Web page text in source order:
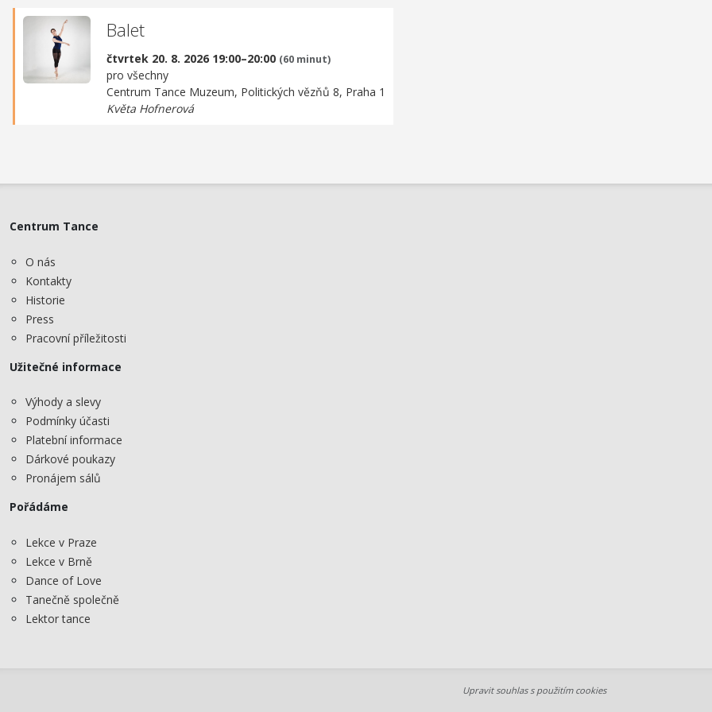
Balet
čtvrtek 20. 8. 2026 19:00–20:00 (60 minut)
pro všechny
Centrum Tance Muzeum, Politických vězňů 8, Praha 1
Květa Hofnerová
Centrum Tance
O nás
Kontakty
Historie
Press
Pracovní příležitosti
Užitečné informace
Výhody a slevy
Podmínky účasti
Platební informace
Dárkové poukazy
Pronájem sálů
Pořádáme
Lekce v Praze
Lekce v Brně
Dance of Love
Tanečně společně
Lektor tance
Upravit souhlas s použitím cookies